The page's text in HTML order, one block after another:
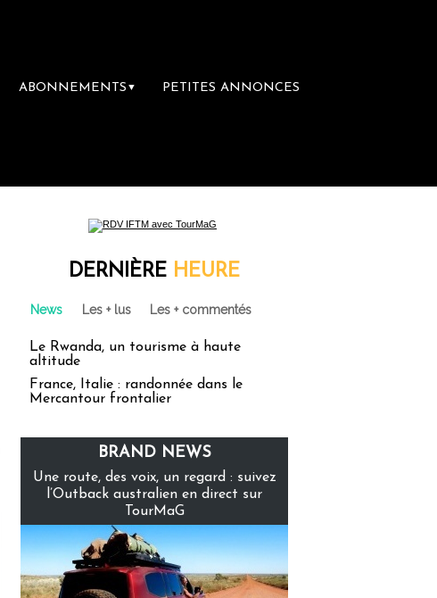
ABONNEMENTS ▼ PETITES ANNONCES
DERNIÈRE HEURE
News Les + lus Les + commentés
Le Rwanda, un tourisme à haute
altitude
France, Italie : randonnée dans le
Mercantour frontalier
BRAND NEWS
Une route, des voix, un regard : suivez
l’Outback australien en direct sur
TourMaG